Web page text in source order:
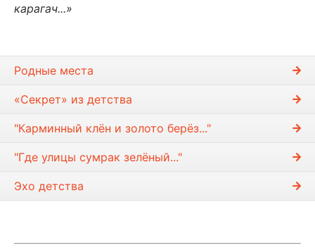
карагач...»
Родные места
«Секрет» из детства
"Карминный клён и золото берёз..."
"Где улицы сумрак зелёный..."
Эхо детства